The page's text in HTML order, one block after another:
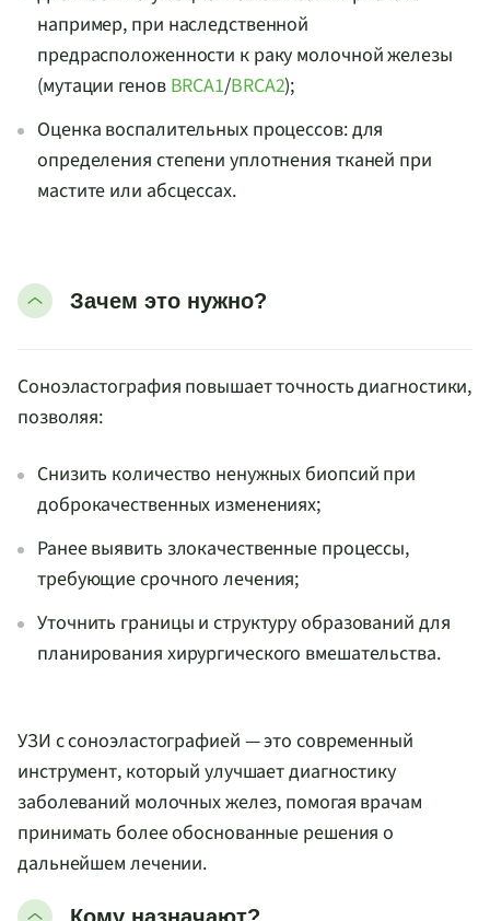
например, при наследственной
предрасположенности к раку молочной железы
(мутации генов BRCA1/BRCA2);
Оценка воспалительных процессов: для
определения степени уплотнения тканей при
мастите или абсцессах.
Зачем это нужно?
Соноэластография повышает точность диагностики,
позволяя:
Снизить количество ненужных биопсий при
доброкачественных изменениях;
Ранее выявить злокачественные процессы,
требующие срочного лечения;
Уточнить границы и структуру образований для
планирования хирургического вмешательства.
УЗИ с соноэластографией — это современный
инструмент, который улучшает диагностику
заболеваний молочных желез, помогая врачам
принимать более обоснованные решения о
дальнейшем лечении.